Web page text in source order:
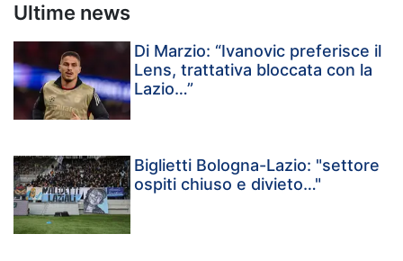
Ultime news
Di Marzio: “Ivanovic preferisce il
Lens, trattativa bloccata con la
Lazio…”
Biglietti Bologna-Lazio: "settore
ospiti chiuso e divieto…"